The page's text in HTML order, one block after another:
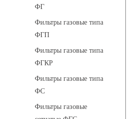
ФГ
Фильтры газовые типа
ФГП
Фильтры газовые типа
ФГКР
Фильтры газовые типа
ФС
Фильтры газовые